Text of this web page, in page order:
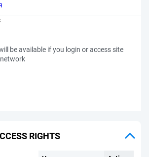
be available if you login or access site
RIGHTS